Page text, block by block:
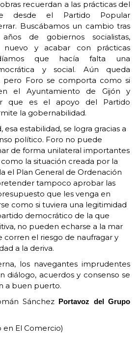
recuerdan a las prácticas del
desde el Partido Popular
Buscábamos un cambio tras
de gobiernos socialistas,
nuevo y acabar con prácticas
que hacía falta una
y social. Aún queda
pero Foro se comporta como si
el Ayuntamiento de Gijón y
que es el apoyo del Partido
la gobernabilidad.
esa estabilidad, se logra gracias a
político. Foro no puede
de forma unilateral importantes
la situación creada por la
el Plan General de Ordenación
tampoco aprobar las
que les venga en
como si tuviera una legitimidad
democrático de la que
no pueden echarse a la mar
corren el riesgo de naufragar y
a la deriva.
los navegantes imprudentes
diálogo, acuerdos y consenso se
a buen puerto.
Sánchez Portavoz del Grupo
El Comercio)